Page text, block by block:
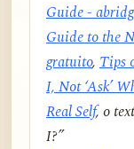
Guide -
Guide to the
gratuito, Tips
I, Not ‘Ask’
Real Self, o
I?”